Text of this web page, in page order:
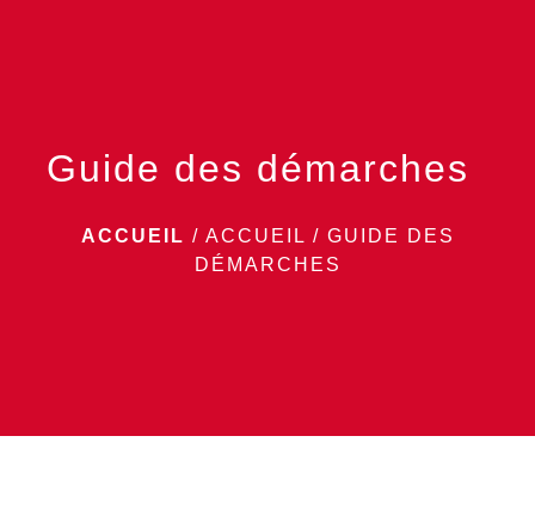
Guide des démarches
ACCUEIL / ACCUEIL / GUIDE DES
DÉMARCHES